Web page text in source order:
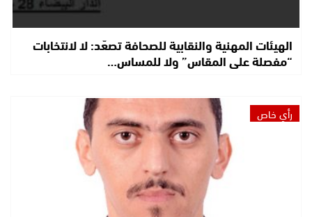
الهيئات المهنية والنقابية للصحافة تصعّد: لا لانتخابات
“مفصلة على المقاس” ولا للمساس…
رأي خاص